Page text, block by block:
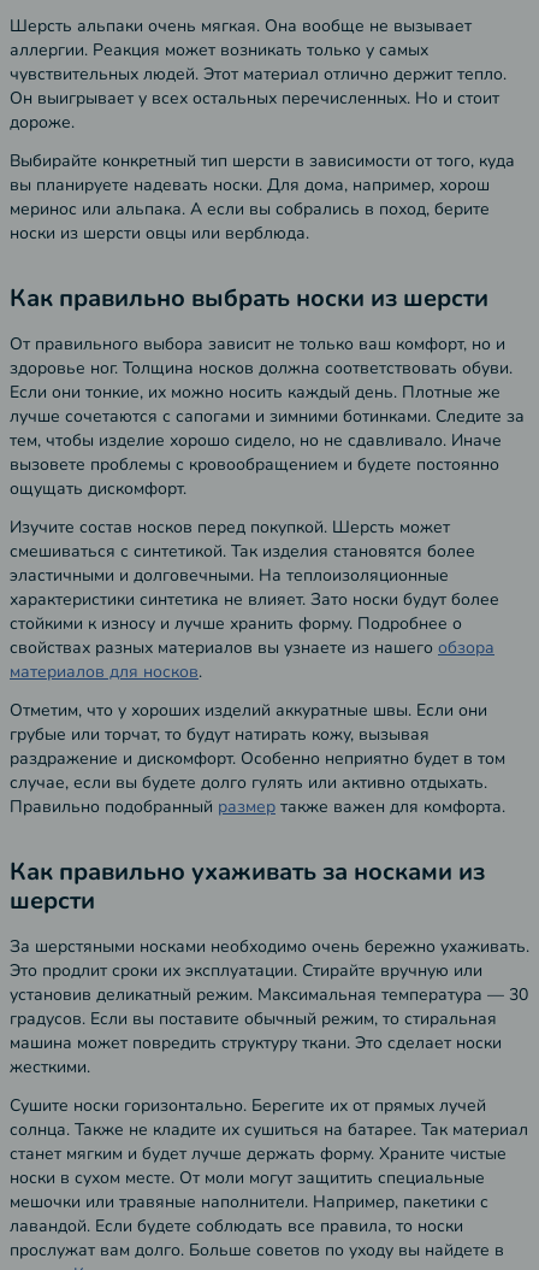
Шерсть альпаки очень мягкая. Она вообще не вызывает
аллергии. Реакция может возникать только у самых
чувствительных людей. Этот материал отлично держит тепло.
Он выигрывает у всех остальных перечисленных. Но и стоит
дороже.
Выбирайте конкретный тип шерсти в зависимости от того, куда
вы планируете надевать носки. Для дома, например, хорош
меринос или альпака. А если вы собрались в поход, берите
носки из шерсти овцы или верблюда.
Как правильно выбрать носки из шерсти
От правильного выбора зависит не только ваш комфорт, но и
здоровье ног. Толщина носков должна соответствовать обуви.
Если они тонкие, их можно носить каждый день. Плотные же
лучше сочетаются с сапогами и зимними ботинками. Следите за
тем, чтобы изделие хорошо сидело, но не сдавливало. Иначе
вызовете проблемы с кровообращением и будете постоянно
ощущать дискомфорт.
Изучите состав носков перед покупкой. Шерсть может
смешиваться с синтетикой. Так изделия становятся более
эластичными и долговечными. На теплоизоляционные
характеристики синтетика не влияет. Зато носки будут более
стойкими к износу и лучше хранить форму. Подробнее о
свойствах разных материалов вы узнаете из нашего обзора
материалов для носков.
Отметим, что у хороших изделий аккуратные швы. Если они
грубые или торчат, то будут натирать кожу, вызывая
раздражение и дискомфорт. Особенно неприятно будет в том
случае, если вы будете долго гулять или активно отдыхать.
Правильно подобранный размер также важен для комфорта.
Как правильно ухаживать за носками из
шерсти
За шерстяными носками необходимо очень бережно ухаживать.
Это продлит сроки их эксплуатации. Стирайте вручную или
установив деликатный режим. Максимальная температура — 30
градусов. Если вы поставите обычный режим, то стиральная
машина может повредить структуру ткани. Это сделает носки
жесткими.
Сушите носки горизонтально. Берегите их от прямых лучей
солнца. Также не кладите их сушиться на батарее. Так материал
станет мягким и будет лучше держать форму. Храните чистые
носки в сухом месте. От моли могут защитить специальные
мешочки или травяные наполнители. Например, пакетики с
лавандой. Если будете соблюдать все правила, то носки
прослужат вам долго. Больше советов по уходу вы найдете в